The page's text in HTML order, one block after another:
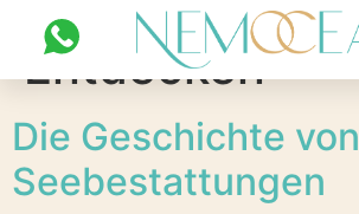
Entdecken
Die Geschichte von
Seebestattungen